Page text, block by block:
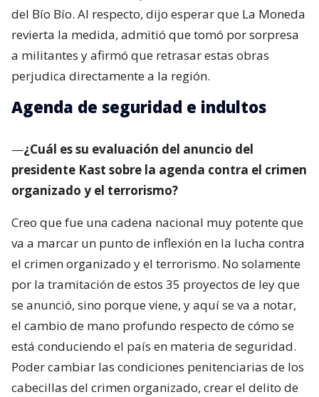
del Bío Bío. Al respecto, dijo esperar que La Moneda
revierta la medida, admitió que tomó por sorpresa
a militantes y afirmó que retrasar estas obras
perjudica directamente a la región.
Agenda de seguridad e indultos
—¿Cuál es su evaluación del anuncio del
presidente Kast sobre la agenda contra el crimen
organizado y el terrorismo?
Creo que fue una cadena nacional muy potente que
va a marcar un punto de inflexión en la lucha contra
el crimen organizado y el terrorismo. No solamente
por la tramitación de estos 35 proyectos de ley que
se anunció, sino porque viene, y aquí se va a notar,
el cambio de mano profundo respecto de cómo se
está conduciendo el país en materia de seguridad.
Poder cambiar las condiciones penitenciarias de los
cabecillas del crimen organizado, crear el delito de